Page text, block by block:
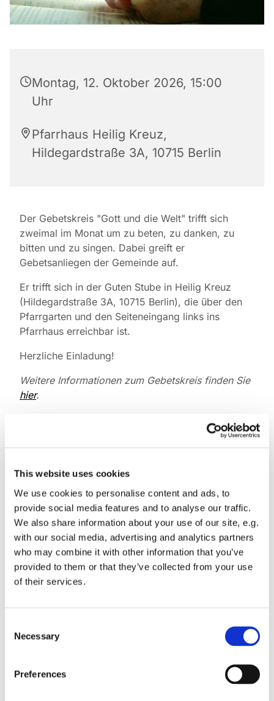
This website uses cookies
We use cookies to personalise content and ads, to
provide social media features and to analyse our traffic.
We also share information about your use of our site, e.g.
with our social media, advertising and analytics partners
who may combine it with other information that you’ve
provided to them or that they’ve collected from your use
of their services.
Selection
Necessary
Preferences
Montag, 12. Oktober 2026, 15:00
Uhr
Pfarrhaus Heilig Kreuz,
Hildegardstraße 3A, 10715 Berlin
Der Gebetskreis "Gott und die Welt" trifft sich
zweimal im Monat um zu beten, zu danken, zu
bitten und zu singen. Dabei greift er
Gebetsanliegen der Gemeinde auf.
Er trifft sich in der Guten Stube in Heilig Kreuz
(Hildegardstraße 3A, 10715 Berlin), die über den
Pfarrgarten und den Seiteneingang links ins
Pfarrhaus erreichbar ist.
Herzliche Einladung!
Weitere Informationen zum Gebetskreis finden Sie
hier.
Dies könnte Sie auch